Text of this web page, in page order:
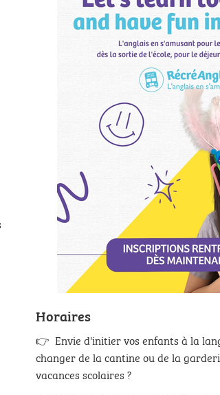
Horaires
👉 Envie d'initier vos enfants à la
changer de la cantine ou de la
vacances scolaires ?